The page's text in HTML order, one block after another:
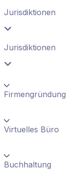
Jurisdiktionen
Jurisdiktionen
Firmengründung
Virtuelles Büro
Buchhaltung